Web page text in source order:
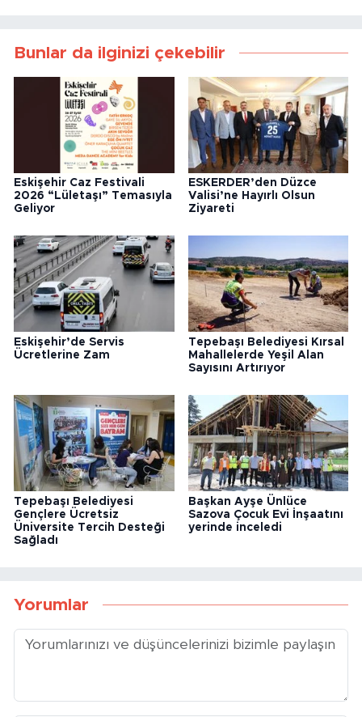
Bunlar da ilginizi çekebilir
Eskişehir Caz Festivali
2026 “Lületaşı” Temasıyla
Geliyor
ESKERDER’den Düzce
Valisi’ne Hayırlı Olsun
Ziyareti
Eskişehir’de Servis
Ücretlerine Zam
Tepebaşı Belediyesi Kırsal
Mahallelerde Yeşil Alan
Sayısını Artırıyor
Tepebaşı Belediyesi
Gençlere Ücretsiz
Üniversite Tercih Desteği
Sağladı
Başkan Ayşe Ünlüce
Sazova Çocuk Evi İnşaatını
yerinde inceledi
Yorumlar